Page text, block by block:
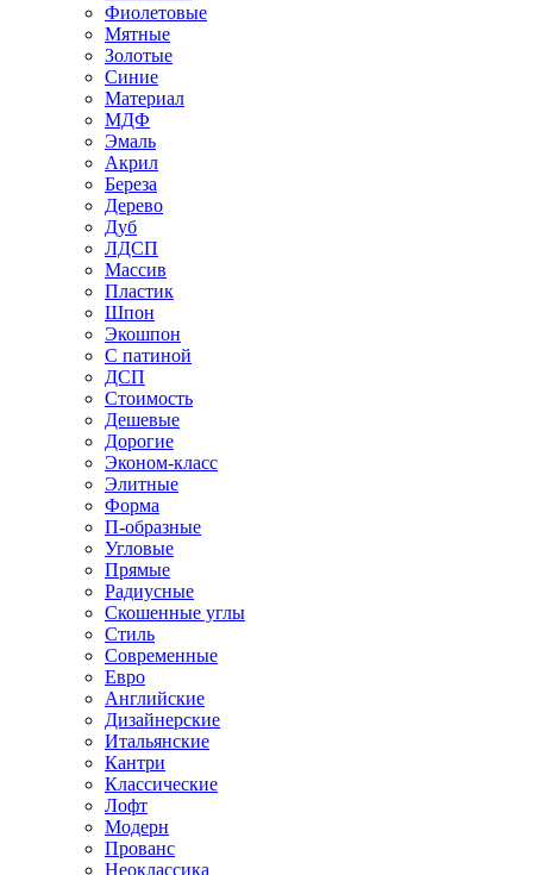
Фиолетовые
Мятные
Золотые
Синие
Материал
МДФ
Эмаль
Акрил
Береза
Дерево
Дуб
ЛДСП
Массив
Пластик
Шпон
Экошпон
С патиной
ДСП
Стоимость
Дешевые
Дорогие
Эконом-класс
Элитные
Форма
П-образные
Угловые
Прямые
Радиусные
Скошенные углы
Стиль
Современные
Евро
Английские
Дизайнерские
Итальянские
Кантри
Классические
Лофт
Модерн
Прованс
Неоклассика